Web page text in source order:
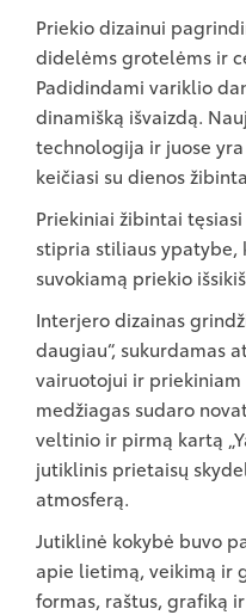
Priekio dizainui
didelėms grotelėms ir
Padidindami variklio
dinamišką išvaizdą.
technologija ir juose
keičiasi su dienos
Priekiniai žibintai
stipria stiliaus ypatybe,
suvokiamą priekio
Interjero dizainas
daugiau“, sukurdamas
vairuotojui ir priekiniam
medžiagas sudaro
veltinio ir pirmą kartą
jutiklinis prietaisų
atmosferą.
Jutiklinė kokybė buvo
apie lietimą, veikimą ir
formas, raštus, grafiką